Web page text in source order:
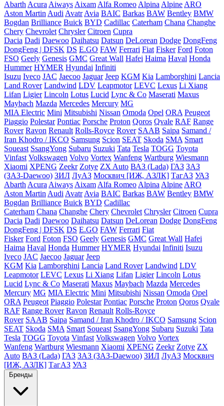
Abarth Acura Aiways Aixam Alfa Romeo Alpina Alpine ARO
Aston Martin Audi Avatr Avia BAIC Barkas BAW Bentley BMW
Bogdan Brilliance Buick BYD Cadillac Caterham Chana Changhe
Chery Chevrolet Chrysler Citroen Cupra
Dacia Dadi Daewoo Daihatsu Datsun DeLorean Dodge DongFeng
DongFeng | DFSK DS E.GO FAW Ferrari Fiat Fisker Ford Foton
FSO Geely Genesis GMC Great Wall Hafei Haima Haval Honda
Hummer HYMER Hyundai Infiniti
Isuzu Iveco JAC Jaecoo Jaguar Jeep KGM Kia Lamborghini Lancia
Land Rover Landwind LDV Leapmotor LEVC Lexus Li Xiang
Lifan Ligier Lincoln Lotus Lucid Lync & Co Maserati Maxus
Maybach Mazda Mercedes Mercury MG
MIA Electric Mini Mitsubishi Nissan Omoda Opel ORA Peugeot
Piaggio Polestar Pontiac Porsche Proton Qoros Qvale RAF Range
Rover Ravon Renault Rolls-Royce Rover SAAB Saipa Samand /
Iran Khodro / IKCO Samsung Scion SEAT Skoda SMA Smart
Soueast SsangYong Subaru Suzuki Tata Tesla TOGG Toyota
Vinfast Volkswagen Volvo Vortex Wanfeng Wartburg Wiesmann
Xiaomi XPENG Zeekr Zotye ZX Auto ВАЗ (Lada) ГАЗ ЗАЗ
(ЗАЗ-Daewoo) ЗИЛ ЛуАЗ Москвич [ИЖ, АЗЛК] ТагАЗ УАЗ
Abarth Acura Aiways Aixam Alfa Romeo Alpina Alpine ARO
Aston Martin Audi Avatr Avia BAIC Barkas BAW Bentley BMW
Bogdan Brilliance Buick BYD Cadillac
Caterham Chana Changhe Chery Chevrolet Chrysler Citroen Cupra
Dacia Dadi Daewoo Daihatsu Datsun DeLorean Dodge DongFeng
DongFeng | DFSK DS E.GO FAW Ferrari Fiat
Fisker Ford Foton FSO Geely Genesis GMC Great Wall Hafei
Haima Haval Honda Hummer HYMER Hyundai Infiniti Isuzu
Iveco JAC Jaecoo Jaguar Jeep
KGM Kia Lamborghini Lancia Land Rover Landwind LDV
Leapmotor LEVC Lexus Li Xiang Lifan Ligier Lincoln Lotus
Lucid Lync & Co Maserati Maxus Maybach Mazda Mercedes
Mercury MG MIA Electric Mini Mitsubishi Nissan Omoda Opel
ORA Peugeot Piaggio Polestar Pontiac Porsche Proton Qoros Qvale
RAF Range Rover Ravon Renault Rolls-Royce
Rover SAAB Saipa Samand / Iran Khodro / IKCO Samsung Scion
SEAT Skoda SMA Smart Soueast SsangYong Subaru Suzuki Tata
Tesla TOGG Toyota Vinfast Volkswagen Volvo Vortex
Wanfeng Wartburg Wiesmann Xiaomi XPENG Zeekr Zotye ZX
Auto ВАЗ (Lada) ГАЗ ЗАЗ (ЗАЗ-Daewoo) ЗИЛ ЛуАЗ Москвич
[ИЖ, АЗЛК] ТагАЗ УАЗ
Бренды